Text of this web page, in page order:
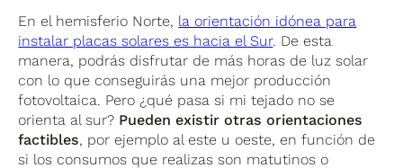
En el hemisferio Norte, la orientación idónea para
instalar placas solares es hacia el Sur. De esta
manera, podrás disfrutar de más horas de luz solar
con lo que conseguirás una mejor producción
fotovoltaica. Pero ¿qué pasa si mi tejado no se
orienta al sur? Pueden existir otras orientaciones
factibles, por ejemplo al este u oeste, en función de
si los consumos que realizas son matutinos o